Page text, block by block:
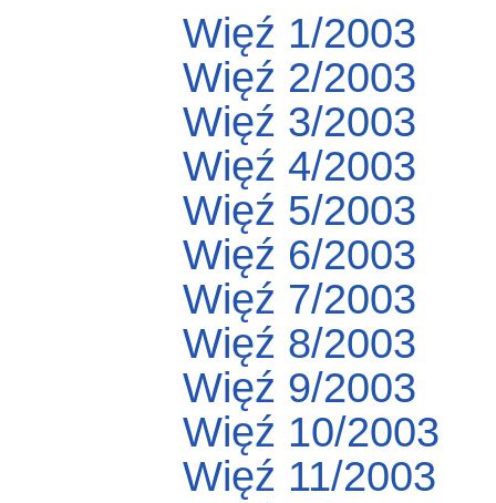
Więź 1/2003
Więź 2/2003
Więź 3/2003
Więź 4/2003
Więź 5/2003
Więź 6/2003
Więź 7/2003
Więź 8/2003
Więź 9/2003
Więź 10/2003
Więź 11/2003